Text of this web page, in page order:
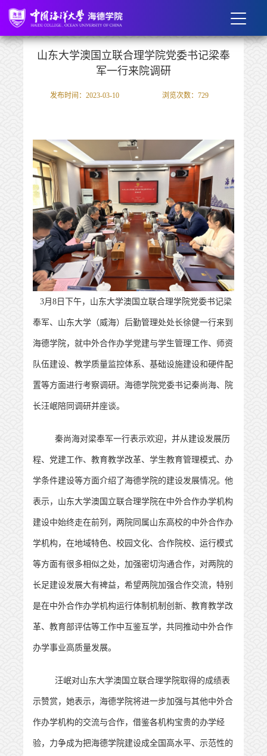
山东大学澳国立联合理学院党委书记梁奉
军一行来院调研
发布时间：2023-03-10 浏览次数： 729
3月 8 日下午，山东大学澳国立联合理学院党委书记梁
奉军、 山东大学（威海）后勤管理处处长徐健一行来到
海德学院，就中外合作办学党建与学生管理工作、师资
队伍建设、教学质量监控体系、基础设施建设和硬件配
置等方面进行考察调研。 海德学院党委书记秦尚海、院
长汪岷陪同调研并座谈。
秦尚海对梁奉军一行表示欢迎，并从建设发展历
程、党建工作、教育教学改革、学生教育管理模式、办
学条件建设等方面介绍了海德学院的建设发展情况。他
表示，山东大学澳国立联合理学院在中外合作办学机构
建设中始终走在前列，两院同属山东高校的中外合作办
学机构，在地域特色、校园文化、合作院校、运行模式
等方面有很多相似之处，加强密切沟通合作，对两院的
长足建设发展大有裨益，希望两院加强合作交流， 特别
是在中外合作办学机构运行体制机制创新、教育教学改
革、教育部评估等工作中互鉴互学， 共同推动中外合作
办学事业高质量发展。
汪岷对山东大学澳国立联合理学院取得的成绩表
示赞赏，她表示，海德学院将进一步加强与其他中外合
作办学机构的交流与合作，借鉴各机构宝贵的办学经
验，力争成为把海德学院建设成全国高水平、示范性的